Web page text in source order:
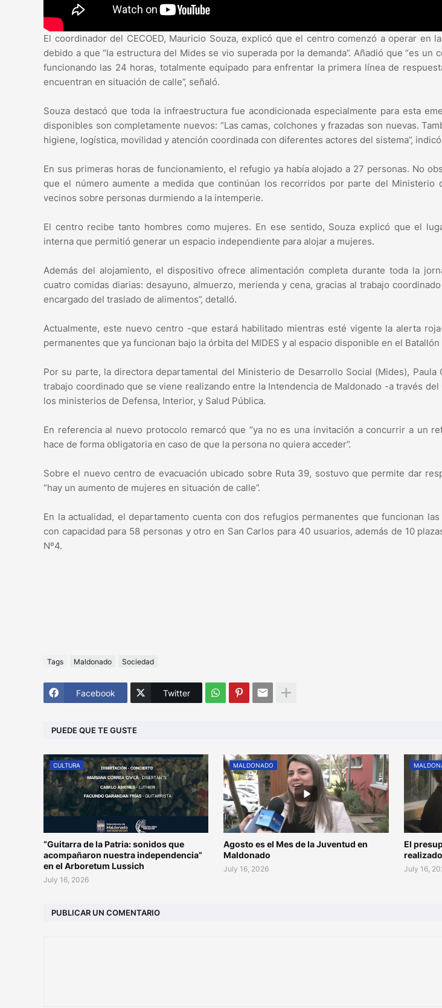
El coordinador del CECOED, Mauricio Souza, explicó que el centro comenzó a operar en
debido a que “la estructura del Mides se vio superada por la demanda”. Añadió que “es un
funcionando las 24 horas, totalmente equipado para enfrentar la primera línea de
encuentran en situación de calle”, señaló.
Souza destacó que toda la infraestructura fue acondicionada especialmente para esta
disponibles son completamente nuevos: “Las camas, colchones y frazadas son nuevas.
higiene, logística, movilidad y atención coordinada con diferentes actores del sistema”,
En sus primeras horas de funcionamiento, el refugio ya había alojado a 27 personas. No
que el número aumente a medida que continúan los recorridos por parte del
vecinos sobre personas durmiendo a la intemperie.
El centro recibe tanto hombres como mujeres. En ese sentido, Souza explicó que el
interna que permitió generar un espacio independiente para alojar a mujeres.
Además del alojamiento, el dispositivo ofrece alimentación completa durante toda la
cuatro comidas diarias: desayuno, almuerzo, merienda y cena, gracias al trabajo
encargado del traslado de alimentos”, detalló.
Actualmente, este nuevo centro -que estará habilitado mientras esté vigente la alerta
permanentes que ya funcionan bajo la órbita del MIDES y al espacio disponible en el
Por su parte, la directora departamental del Ministerio de Desarrollo Social (Mides), Paula
trabajo coordinado que se viene realizando entre la Intendencia de Maldonado -a través del
los ministerios de Defensa, Interior, y Salud Pública.
En referencia al nuevo protocolo remarcó que “ya no es una invitación a concurrir a un
hace de forma obligatoria en caso de que la persona no quiera acceder”.
Sobre el nuevo centro de evacuación ubicado sobre Ruta 39, sostuvo que permite dar
“hay un aumento de mujeres en situación de calle”.
En la actualidad, el departamento cuenta con dos refugios permanentes que funcionan
con capacidad para 58 personas y otro en San Carlos para 40 usuarios, además de 10
Nº4.
Tags Maldonado Sociedad
Facebook Twitter
PUEDE QUE TE GUSTE
CULTURA
“Guitarra de la Patria: sonidos que
acompañaron nuestra independencia”
en el Arboretum Lussich
July 16, 2026
MALDONADO
Agosto es el Mes de la Juventud en
Maldonado
July 16, 2026
El
July 16,
PUBLICAR UN COMENTARIO